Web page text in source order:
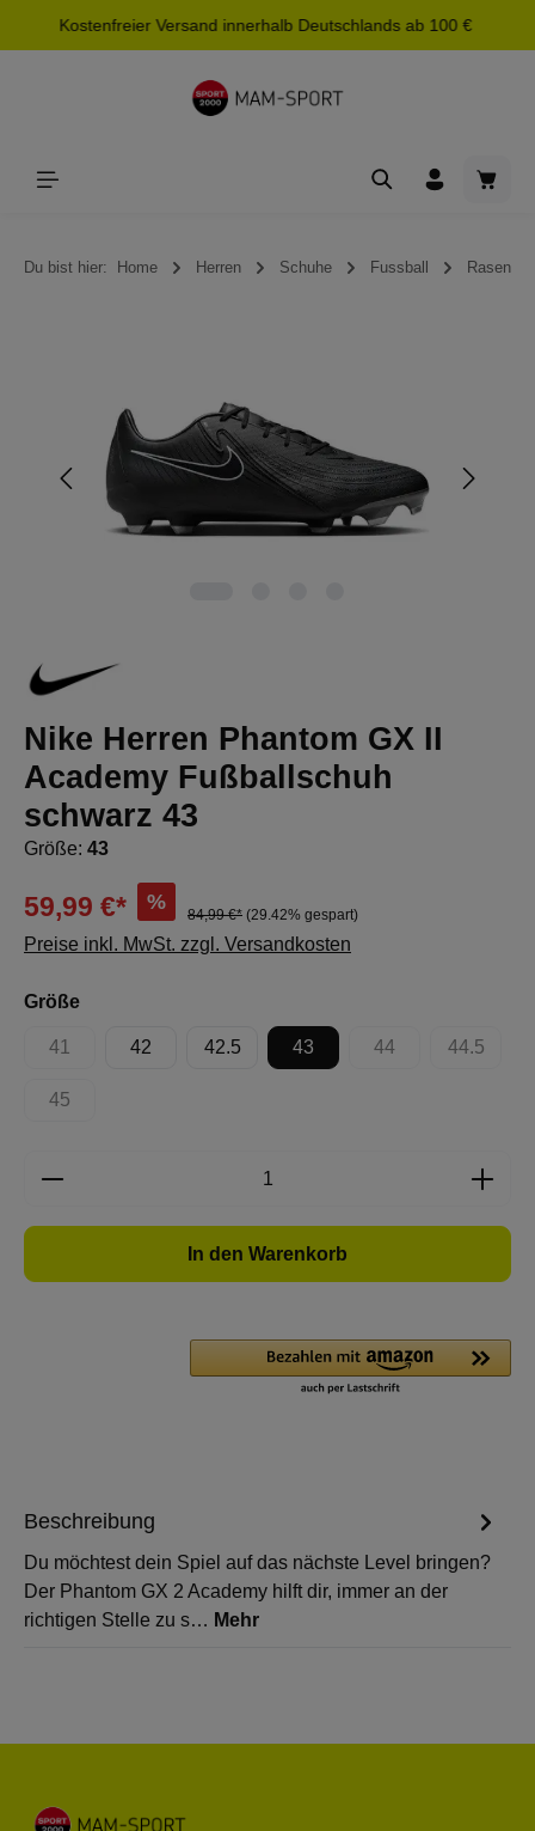
springen
Kostenfreier Versand innerhalb Deutschlands ab 100 €
Du bist hier: Home Herren Schuhe Fussball Rasen
Nike Herren Phantom GX II
Academy Fußballschuh
schwarz 43
Größe: 43
59,99 €* %
84,99 €* (29.42% gespart)
Preise inkl. MwSt. zzgl. Versandkosten
Größeauswählen
41
(Diese Option ist zurzeit nicht verfügbar.)
42 42.5 43 44
(Diese Option ist
44.5
(Diese
45
(Diese Option ist zurzeit nicht verfügbar.)
Produkt Anzahl: Gib den gewünschten
In den Warenkorb
Beschreibung
Du möchtest dein Spiel auf das nächste Level bringen?
Der Phantom GX 2 Academy hilft dir, immer an der
richtigen Stelle zu s… Mehr